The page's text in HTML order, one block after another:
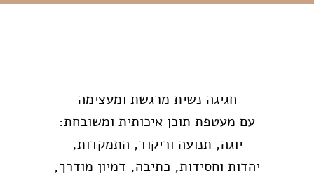
חגיגה נשית מרגשת ומעצימה
עם מעטפת תוכן איכותית ומשובחת:
יוגה, תנועה וריקוד, התמקדות,
יהדות וחסידות, כתיבה, דמיון מודרך,